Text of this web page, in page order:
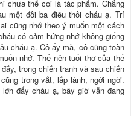
chưa thể coi là tác phẩm. Chẳng
một đôi ba điều thôi cháu ạ. Trí
cũng nhớ theo ý muốn một cách
có cảm hứng nhớ không giống
cháu ạ. Cô ấy mà, cô cũng toàn
nhớ. Thế nên tuổi thơ của thế
trong chiến tranh và sau chiến
trong vắt, lấp lánh, ngời ngời.
đấy cháu ạ, bây giờ vẫn đang